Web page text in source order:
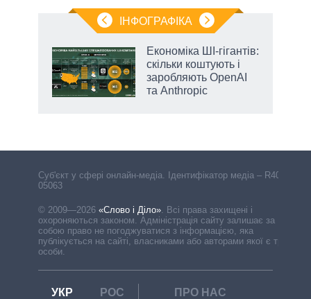
ІНФОГРАФІКА
Економіка ШІ-гігантів:
скільки коштують і
заробляють OpenAI
та Anthropic
Cуб'єкт у сфері онлайн-медіа. Ідентифікатор медіа – R40-
05063
© 2009—2026 «Слово і Діло» Всі права захищені і
охороняються законом. Адміністрація сайту залишає за
собою право не погоджуватися з інформацією, яка
публікується на сайті, власниками або авторами якої є треті
особи.
УКР РОС
ПРО НАС